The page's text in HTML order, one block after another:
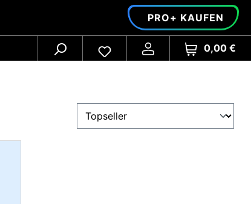
PRO+ KAUFEN
0,00 €